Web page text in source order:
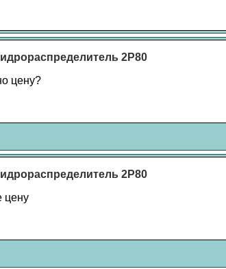
2Р80
цену?
2Р80
цену